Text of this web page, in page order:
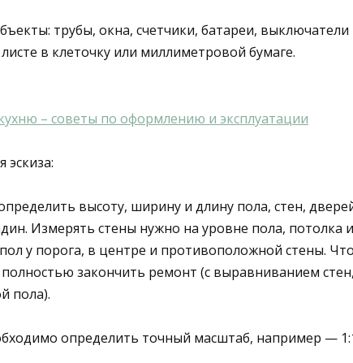
трубы, окна, счетчики, батареи, выключатели
в клеточку или миллиметровой бумаге.
– советы по оформлению и эксплуатации
эскиза:
высоту, ширину и длину пола, стен,
Измерять стены нужно на уровне пола, потолка
у порога, в центре и противоположной стены.
закончить ремонт (с выравниванием стен,
пола).
определить точный масштаб, например —